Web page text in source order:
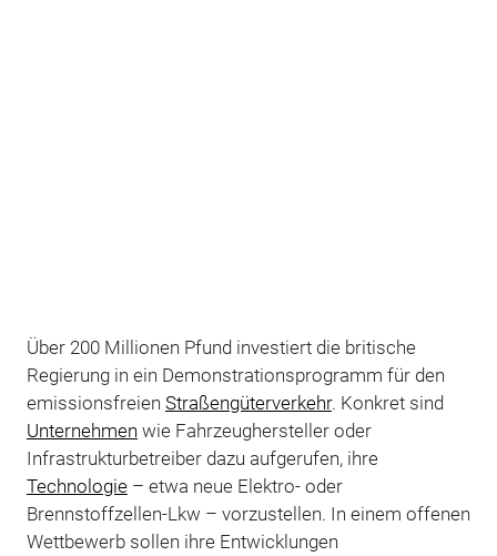
Über 200 Millionen Pfund investiert die britische
Regierung in ein Demonstrationsprogramm für den
emissionsfreien Straßengüterverkehr. Konkret sind
Unternehmen wie Fahrzeughersteller oder
Infrastrukturbetreiber dazu aufgerufen, ihre
Technologie– etwa neue Elektro- oder
Brennstoffzellen-Lkw – vorzustellen. In einem offenen
Wettbewerb sollen ihre Entwicklungen